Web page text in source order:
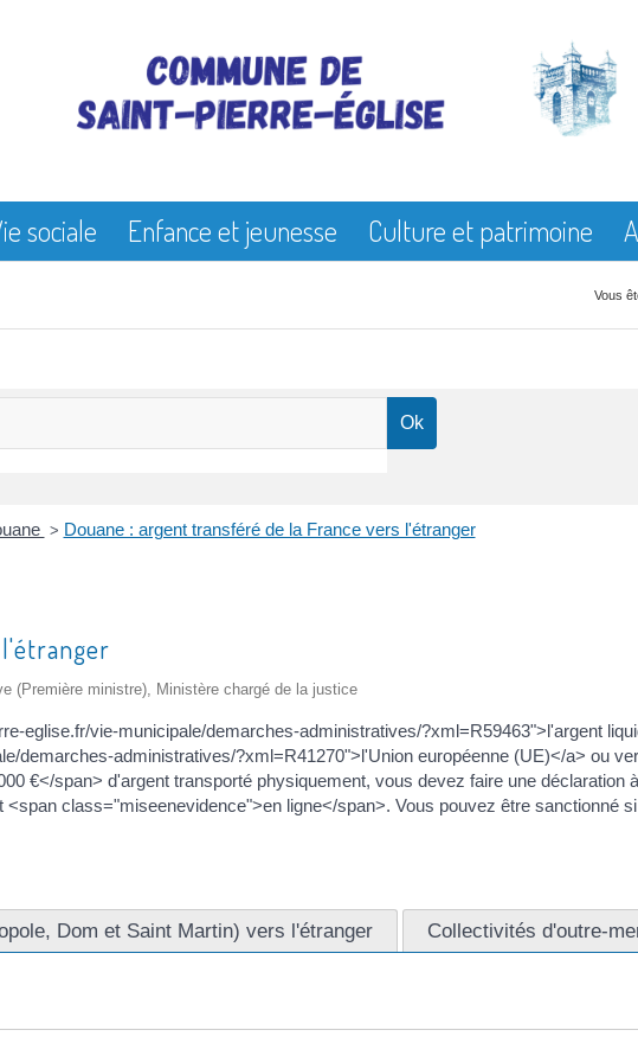
sociale Enfance et jeunesse Culture et patrimoine
Vous
> Douane : argent transféré de la France vers l'étranger
(Première ministre), Ministère chargé de la justice
eglise.fr/vie-municipale/demarches-administratives/?xml=R59463">l'argent
demarches-administratives/?xml=R41270">l'Union européenne (UE)</a> ou
€</span> d'argent transporté physiquement, vous devez faire une déclaration
class="miseenevidence">en ligne</span>. Vous pouvez être sanctionné
Dom et Saint Martin) vers l'étranger Collectivités d'outre-